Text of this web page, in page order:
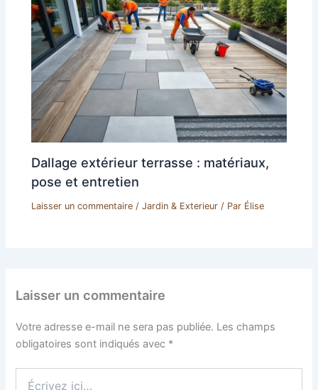
Dallage extérieur terrasse : matériaux,
pose et entretien
Laisser un commentaire /Jardin & Exterieur / Par Élise
Laisser un commentaire
Votre adresse e-mail ne sera pas publiée. Les champs
obligatoires sont indiqués avec *